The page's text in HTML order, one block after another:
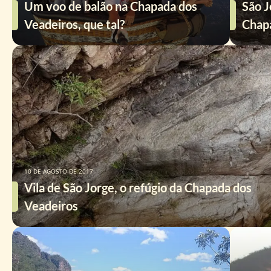
Um voo de balão na Chapada dos
Veadeiros, que tal?
São
Vila de São Jorge, o refúgio da Chapada dos
Veadeiros
10 DE AGOSTO DE 2017